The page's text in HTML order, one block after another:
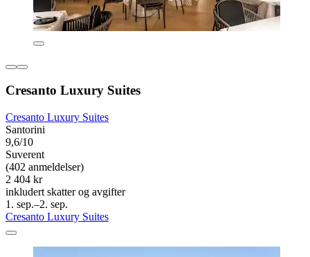
Cresanto Luxury Suites
Cresanto Luxury Suites
Santorini
9,6/10
Suverent
(402 anmeldelser)
2 404 kr
inkludert skatter og avgifter
1. sep.–2. sep.
Cresanto Luxury Suites